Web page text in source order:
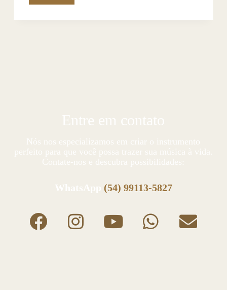
Entre em contato
Nós nos especializamos em criar o instrumento
perfeito para que você possa trazer sua música à vida.
Contate-nos e descubra possibilidades:
WhatsApp (54) 99113-5827